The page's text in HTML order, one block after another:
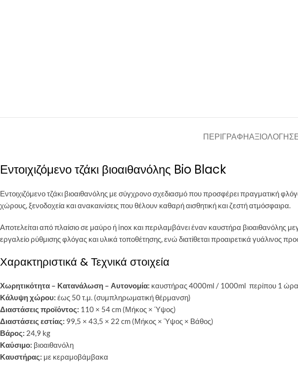
ΠΕΡΙΓΡΑΦΉ
Εντοιχιζόμενο τζάκι βιοαιθανόλης Bio Black
Εντοιχιζόμενο τζάκι βιοαιθανόλης με σύγχρονο σχεδιασμό που προσφέρει πραγματική
χώρους, ξενοδοχεία και ανακαινίσεις που θέλουν καθαρή αισθητική και ζεστή ατμόσφαιρα.
Αποτελείται από πλαίσιο σε μαύρο ή inox και περιλαμβάνει έναν καυστήρα
εργαλείο ρύθμισης φλόγας και υλικά τοποθέτησης, ενώ διατίθεται προαιρετικά γυάλινος
Χαρακτηριστικά & Τεχνικά στοιχεία
Χωρητικότητα – Κατανάλωση – Αυτονομία: καυστήρας 4000ml / 1000ml περίπου 1 ώρα
Κάλυψη χώρου: έως 50 τ.μ. (συμπληρωματική θέρμανση)
Διαστάσεις προϊόντος: 110 × 54 cm (Μήκος × Ύψος)
Διαστάσεις εστίας: 99,5 × 43,5 × 22 cm (Μήκος × Ύψος × Βάθος)
Βάρος: 24,9 kg
Καύσιμο: βιοαιθανόλη
Καυστήρας: με κεραμοβάμβακα